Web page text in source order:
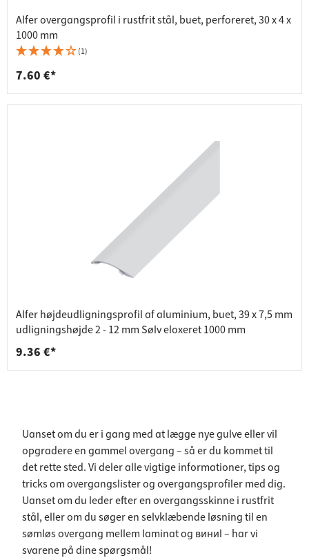
Alfer overgangsprofil i rustfrit stål, buet, perforeret, 30 x 4 x
1000 mm
(1)
7.60 €*
Alfer højdeudligningsprofil af aluminium, buet, 39 x 7,5 mm
udligningshøjde 2 - 12 mm Sølv eloxeret 1000 mm
9.36 €*
Uanset om du er i gang med at lægge nye gulve eller vil
opgradere en gammel overgang – så er du kommet til
det rette sted. Vi deler alle vigtige informationer, tips og
tricks om overgangslister og overgangsprofiler med dig.
Uanset om du leder efter en overgangsskinne i rustfrit
stål, eller om du søger en selvklæbende løsning til en
sømløs overgang mellem laminat og виниl – har vi
svarene på dine spørgsmål!